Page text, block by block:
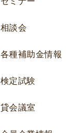
相談会
各種補助金情報
検定試験
貸会議室